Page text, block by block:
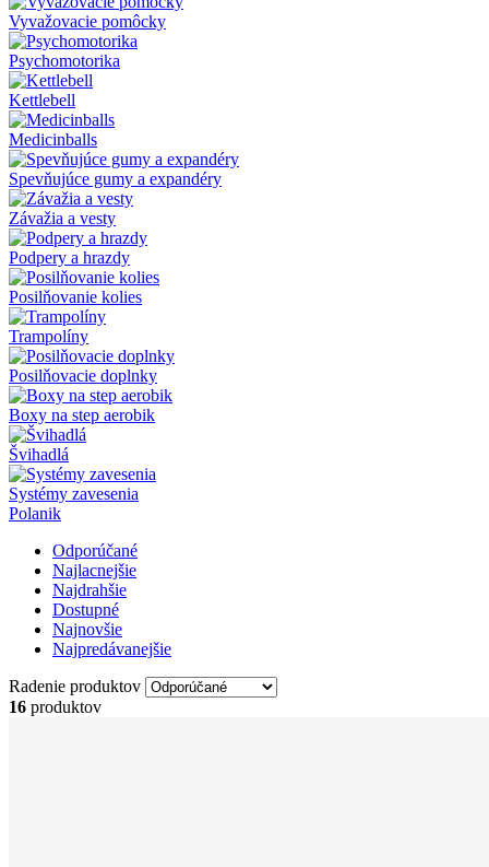
Vyvažovacie pomôcky
Psychomotorika
Kettlebell
Medicinballs
Spevňujúce gumy a expandéry
Závažia a vesty
Podpery a hrazdy
Posilňovanie kolies
Trampolíny
Posilňovacie doplnky
Boxy na step aerobik
Švihadlá
Systémy zavesenia
Polanik
Odporúčané
Najlacnejšie
Najdrahšie
Dostupné
Najnovšie
Najpredávanejšie
Radenie produktov
16 produktov